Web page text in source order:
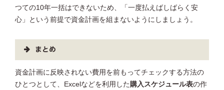
つての10年一括はできないため、「一度払えばしばらく安
心」という前提で資金計画を組まないようにしましょう。
まとめ
資金計画に反映されない費用を前もってチェックする方法の
ひとつとして、Excelなどを利用した購入スケジュール表の作